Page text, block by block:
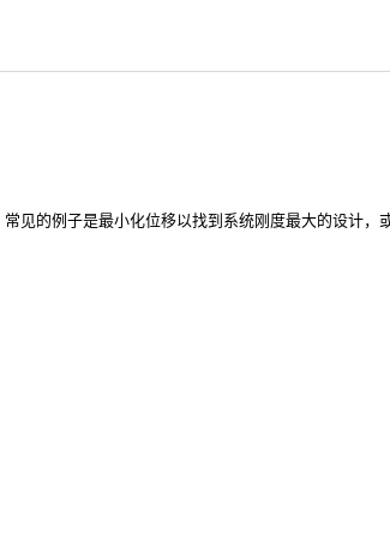
见的例子是最小化位移以找到系统刚度最大的设计，